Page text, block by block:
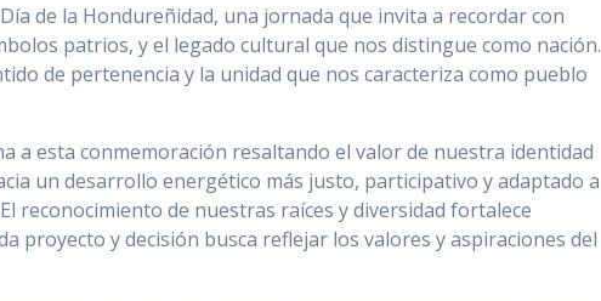
de la Hondureñidad, una jornada que invita a recordar con
patrios, y el legado cultural que nos distingue como nación.
de pertenencia y la unidad que nos caracteriza como pueblo
a esta conmemoración resaltando el valor de nuestra identidad
un desarrollo energético más justo, participativo y adaptado a
reconocimiento de nuestras raíces y diversidad fortalece
proyecto y decisión busca reflejar los valores y aspiraciones del